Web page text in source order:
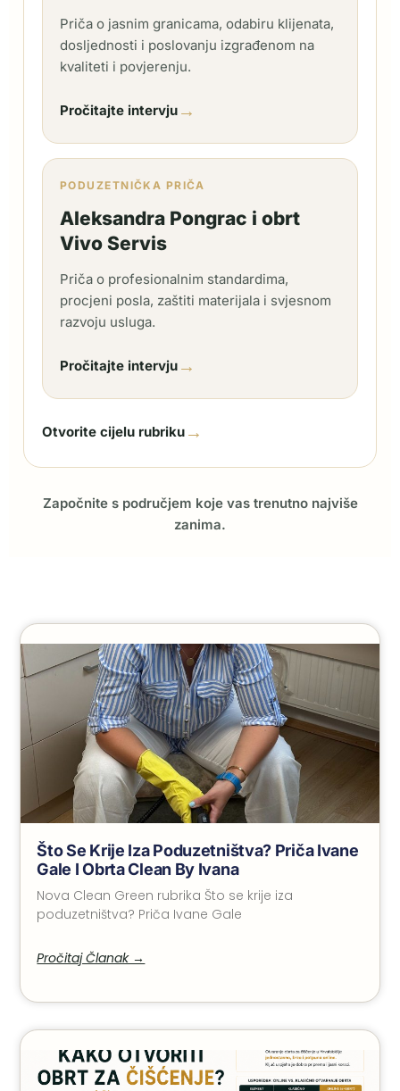
Priča o jasnim granicama, odabiru klijenata,
dosljednosti i poslovanju izgrađenom na
kvaliteti i povjerenju.
Pročitajte intervju →
PODUZETNIČKA PRIČA
Aleksandra Pongrac i obrt
Vivo Servis
Priča o profesionalnim standardima,
procjeni posla, zaštiti materijala i svjesnom
razvoju usluga.
Pročitajte intervju →
Otvorite cijelu rubriku →
Započnite s područjem koje vas trenutno najviše
zanima.
Što Se Krije Iza Poduzetništva? Priča Ivane
Gale I Obrta Clean By Ivana
Nova Clean Green rubrika Što se krije iza
poduzetništva? Priča Ivane Gale
Pročitaj Članak →